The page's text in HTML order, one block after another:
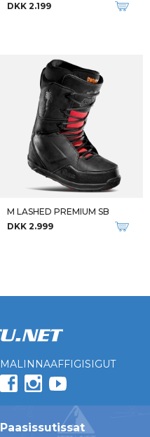
DKK 2.199
M LASHED PREMIUM SB
DKK 2.999
MALINNAAFFIGISIGUT
Paasissutissat